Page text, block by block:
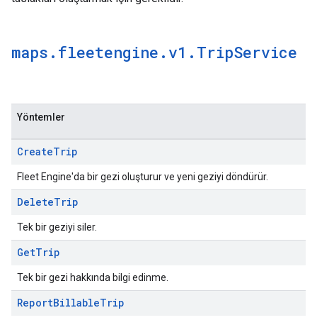
maps . fleetengine . v1 . TripService
Yöntemler
CreateTrip
Fleet Engine'da bir gezi oluşturur ve yeni geziyi döndürür.
DeleteTrip
Tek bir geziyi siler.
GetTrip
Tek bir gezi hakkında bilgi edinme.
ReportBillableTrip